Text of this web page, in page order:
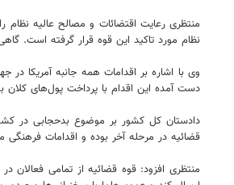
منتظری رعایت اقتضائات و مصالح عالیه نظام
نظام مورد تاکید این قوه قرار گرفته
وی با اشاره بر اقدامات همه جانبه آمریکا
دست آمده این اقدام با پرداخت پول‌های
دادستان کل کشور بر موضوع بدحجابی در
قضائیه در مرحله آخر بوده و اقدامات
منتظری افزود: قوه قضائیه از تمامی